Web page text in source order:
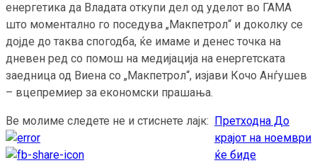
енергетика да Владата откупи дел од уделот во ГАМА
што моментално го поседува „Макпетрол“ и доколку се
дојде до таква спогодба, ќе имаме и денес точка на
дневен ред со помош на медијација на енергетската
заедница од Виена со „Макпетрол“, изјави Кочо Анѓушев
– вцепремиер за економски прашања.
Ве молиме следете не и стиснете лајк:
Continue
Reading
Претходна До
крајот на ноември
ќе биде